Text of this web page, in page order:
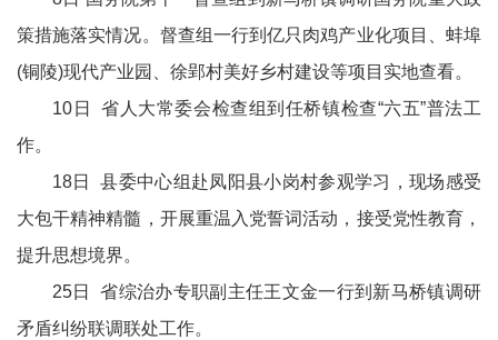
策措施落实情况。督查组一行到亿只肉鸡产业化项目、蚌埠
(铜陵)现代产业园、徐郢村美好乡村建设等项目实地查看。
10日 省人大常委会检查组到任桥镇检查“六五”普法工
作。
18日 县委中心组赴凤阳县小岗村参观学习，现场感受
大包干精神精髓，开展重温入党誓词活动，接受党性教育，
提升思想境界。
25日 省综治办专职副主任王文金一行到新马桥镇调研
矛盾纠纷联调联处工作。